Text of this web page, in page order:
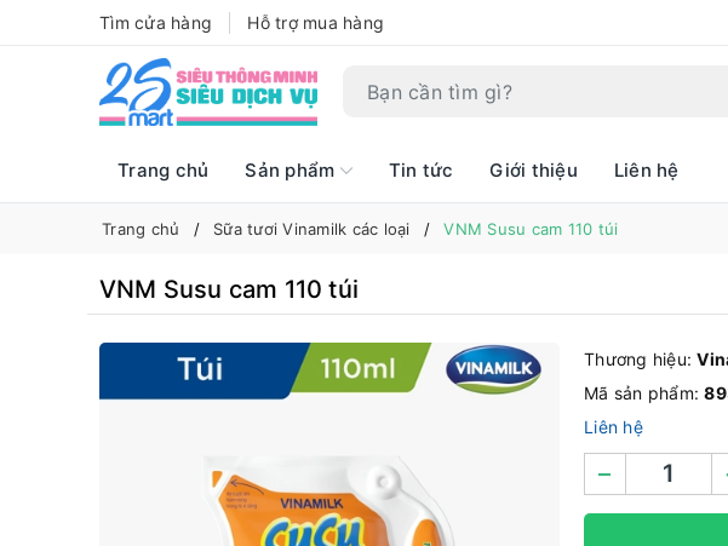
Tìm cửa hàng Hỗ trợ mua hàng
Trang chủ Sản phẩm Tin tức Giới thiệu Liên hệ
Trang chủ Sữa tươi Vinamilk các loại VNM Susu cam 110 túi
VNM Susu cam 110 túi
Thương hiệu:
Mã sản phẩm:
Liên hệ
–